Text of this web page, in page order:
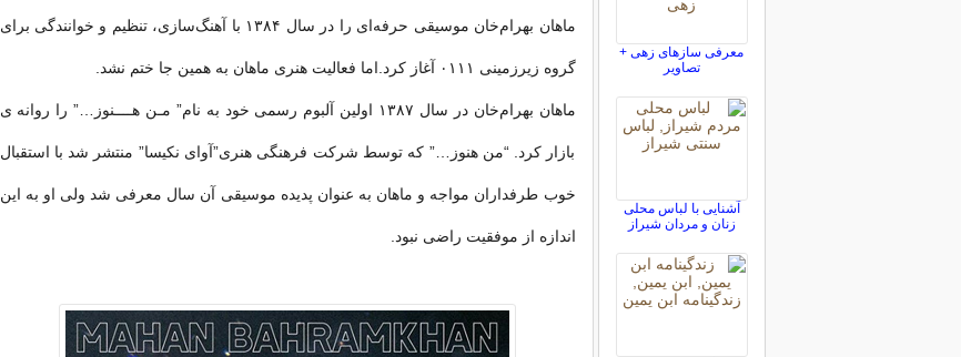
ماهان بهرام‌خان موسیقی حرفه‌ای را در سال ۱۳۸۴ با آهنگ‌سازی، تنظیم و خوانندگی برای
گروه زیرزمینی ۰۱۱۱ آغاز کرد.اما فعالیت هنری ماهان به همین جا ختم نشد.
ماهان بهرام‌خان در سال ۱۳۸۷ اولین آلبوم رسمی خود به نام” مـن هــــنوز…” را روانه ی
بازار کرد. “من هنوز…” که توسط شرکت فرهنگی هنری”آوای نکیسا” منتشر شد با استقبال
خوب طرفداران مواجه و ماهان به عنوان پدیده موسیقی آن سال معرفی شد ولی او به این
اندازه از موفقیت راضی نبود.
معرفی سازهای زهی +
تصاویر
آشنایی با لباس محلی
زنان و مردان شیراز